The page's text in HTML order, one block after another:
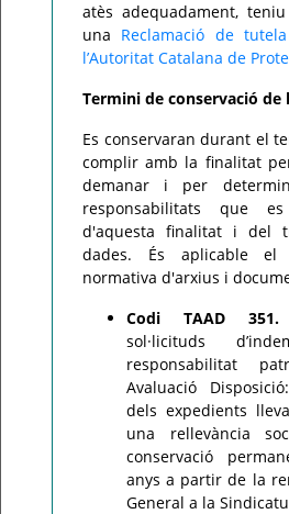
atès adequadament,
una Reclamació de
l’Autoritat Catalana de
Termini de conservació de
Es conservaran durant el
complir amb la finalitat
demanar i per
responsabilitats que
d'aquesta finalitat i del
dades. És aplicable
normativa d'arxius i
Codi TAAD 351.
sol·licituds
responsabilitat
Avaluació
dels expedients
una rellevància
conservació
anys a partir de la
General a la